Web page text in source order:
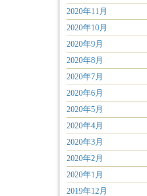
2020年11月
2020年10月
2020年9月
2020年8月
2020年7月
2020年6月
2020年5月
2020年4月
2020年3月
2020年2月
2020年1月
2019年12月